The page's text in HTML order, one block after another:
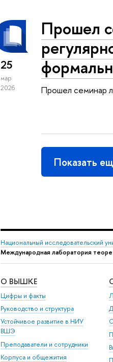
25
мар
2026
Прошел
Прошел семинар
Показать
Национальный исследовательский
Международная лаборатория
О ВЫШКЕ
Цифры и факты
Руководство и структура
Устойчивое развитие в НИУ
ВШЭ
Преподаватели и сотрудники
Корпуса и общежития